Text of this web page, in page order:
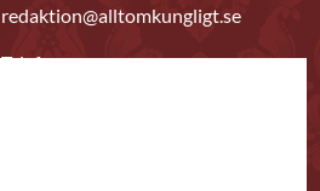
redaktion@alltomkungligt.se
Telefon: